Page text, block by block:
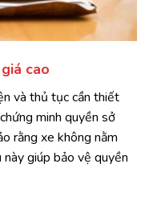
cao
và thủ tục cần thiết
minh quyền sở
rằng xe không nằm
giúp bảo vệ quyền